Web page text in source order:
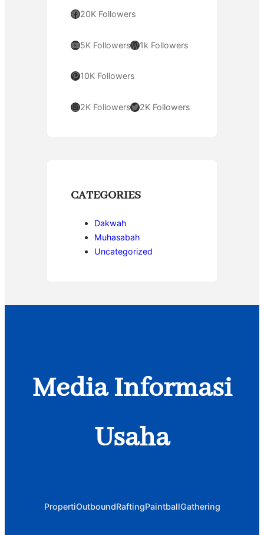
Facebook 20K Followers
YouTube 5K FollowersWordPress 1k Followers
Pinterest 10K Followers
Instagram 2K FollowersTwitter 2K Followers
CATEGORIES
Dakwah
Muhasabah
Uncategorized
Media Informasi
Usaha
PropertiOutboundRaftingPaintballGathering